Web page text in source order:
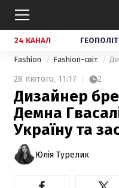
24 КАНАЛ
Fashion Fashion-світ
28 лютого, 11:17 2
Дизайнер
Демна
Україну та
Юлія Турелик